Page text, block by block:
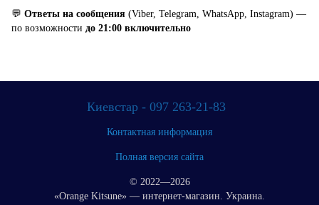
💬 Ответы на сообщения (Viber, Telegram, WhatsApp, Instagram) —
по возможности до 21:00 включительно
Киевстар - 097 263-21-83
Контактная информация
Полная версия сайта
© 2022—2026
«Orange Kitsune» — интернет-магазин. Украина.